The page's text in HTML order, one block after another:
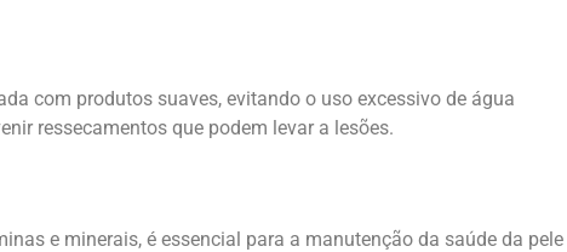
com produtos suaves, evitando o uso excessivo de água
ressecamentos que podem levar a lesões.
e minerais, é essencial para a manutenção da saúde da pele